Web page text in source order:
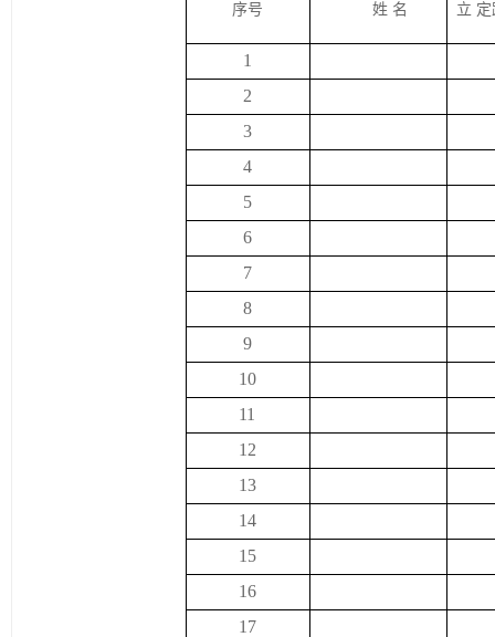
序号 姓 名 立
1
2
3
4
5
6
7
8
9
10
11
12
13
14
15
16
17